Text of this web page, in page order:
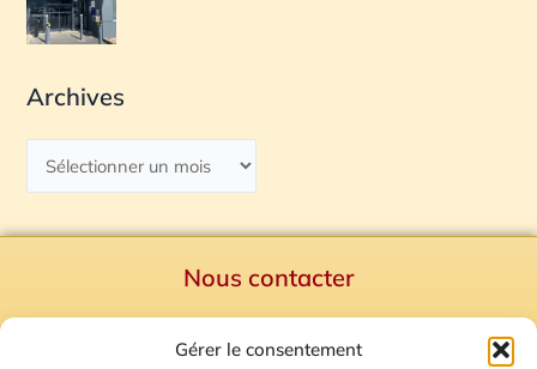
Gérer le consentement
Archives
Nous contacter